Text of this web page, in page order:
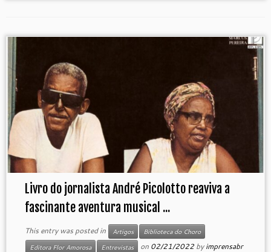
Livro do jornalista André Picolotto reaviva a
fascinante aventura musical ...
This entry was posted in Artigos
Biblioteca do Choro
Editora Flor Amorosa
Entrevistas on 02/21/2022 byimprensabr